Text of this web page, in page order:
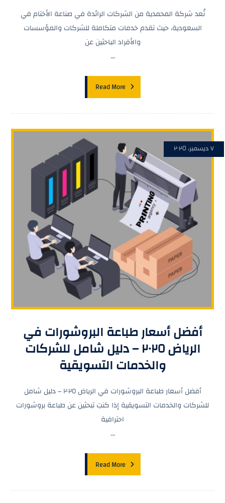
تُعد شركة المحمدية من الشركات الرائدة في صناعة الأختام في
السعودية، حيث تقدم خدمات متكاملة للشركات والمؤسسات
والأفراد الباحثين عن
...
Read More
أفضل أسعار طباعة البروشورات في
الرياض ٢٠٢٥ – دليل شامل للشركات
والخدمات التسويقية
٧ ديسمبر، ٢٠٢٥
أفضل أسعار طباعة البروشورات في الرياض ٢٠٢٥ – دليل شامل
للشركات والخدمات التسويقية إذا كنتِ تبحثين عن طباعة بروشورات
احترافية
...
Read More